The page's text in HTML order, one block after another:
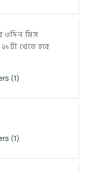
৩দিন মিস
খেতে হবে
(1)
(1)